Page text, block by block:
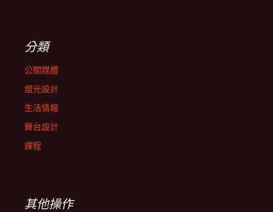
分類
公關媒體
燈光設計
生活情報
舞台設計
課程
其他操作